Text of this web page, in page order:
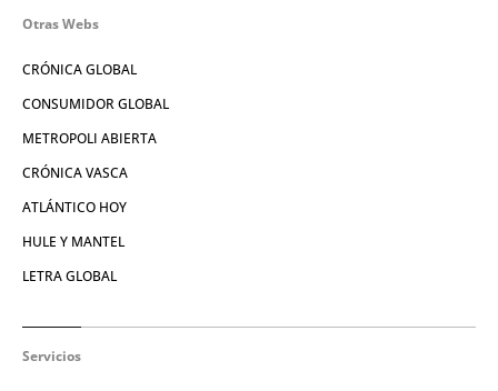
Otras Webs
CRÓNICA GLOBAL
CONSUMIDOR GLOBAL
METROPOLI ABIERTA
CRÓNICA VASCA
ATLÁNTICO HOY
HULE Y MANTEL
LETRA GLOBAL
Servicios